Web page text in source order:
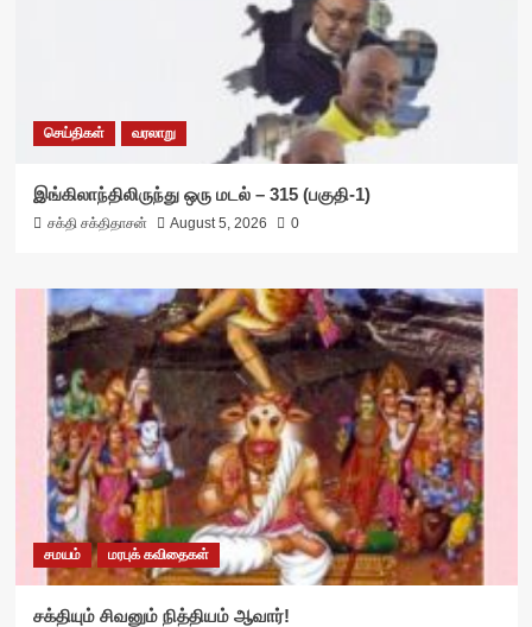
செய்திகள் வரலாறு
இங்கிலாந்திலிருந்து ஒரு மடல் – 315 (பகுதி-1)
சக்தி சக்திதாசன் August 5, 2026 0
சமயம் மரபுக் கவிதைகள்
சக்தியும் சிவனும் நித்தியம் ஆவார்!